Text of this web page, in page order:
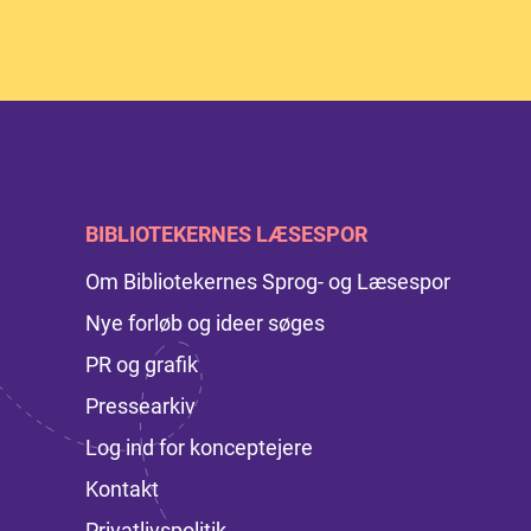
BIBLIOTEKERNES LÆSESPOR
Om Bibliotekernes Sprog- og Læsespor
Nye forløb og ideer søges
PR og grafik
Pressearkiv
Log ind for konceptejere
Kontakt